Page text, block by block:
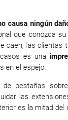
causa ningún
que conozca
caen, las clientas
es una
en el espejo.
pestañas
las
es la mitad del